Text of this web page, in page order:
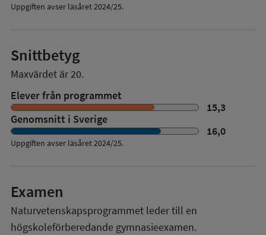
Uppgiften avser läsåret 2024/25.
Snittbetyg
Maxvärdet är 20.
Elever från programmet
15,3
Genomsnitt i Sverige
16,0
Uppgiften avser läsåret2024/25.
Examen
Naturvetenskapsprogrammet leder till en
högskoleförberedande gymnasieexamen.